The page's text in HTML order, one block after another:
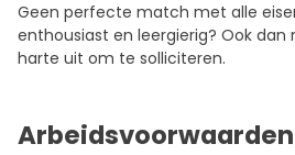
Geen perfecte match met alle
enthousiast en leergierig? Ook dan
harte uit om te solliciteren.
Arbeidsvoorwaarden